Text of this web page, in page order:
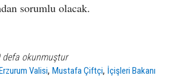
sorumlu olacak.
okunmuştur
Valisi,Mustafa Çiftçi, İçişleri Bakanı